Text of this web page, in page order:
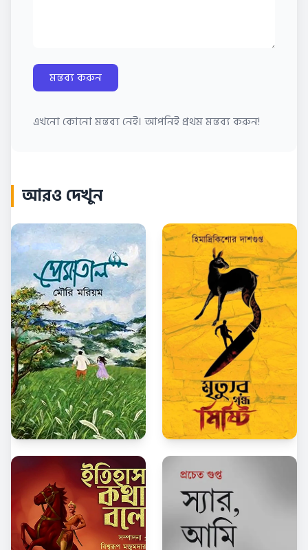
মন্তব্য করুন
এখনো কোনো মন্তব্য নেই। আপনিই প্রথম মন্তব্য করুন!
আরও দেখুন